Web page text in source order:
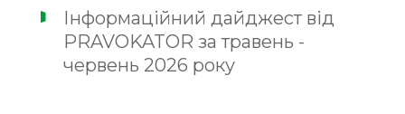
Інформаційний дайджест від
PRAVOKATOR за травень -
червень 2026 року